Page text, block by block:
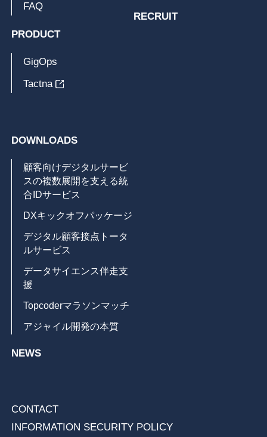
FAQ
PRODUCT
GigOps
Tactna
RECRUIT
DOWNLOADS
顧客向けデジタルサービ
スの複数展開を支える統
合IDサービス
DXキックオフパッケージ
デジタル顧客接点トータ
ルサービス
データサイエンス伴走支
援
Topcoderマラソンマッチ
アジャイル開発の本質
NEWS
CONTACT
INFORMATION SECURITY POLICY